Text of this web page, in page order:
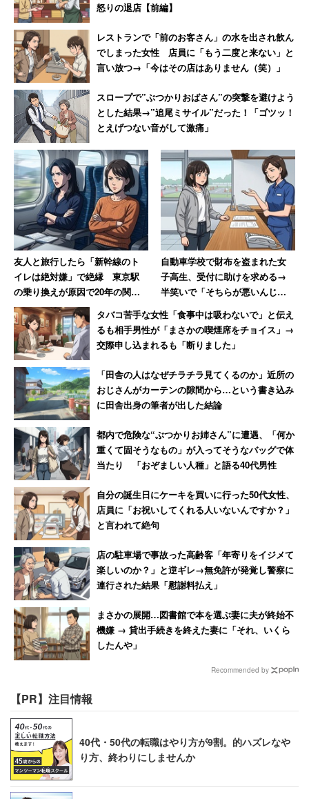
怒りの退店【前編】
レストランで「前のお客さん」の水を出され飲ん
でしまった女性 店員に「もう二度と来ない」と
言い放つ→「今はその店はありません（笑）」
スロープで”ぶつかりおばさん”の突撃を避けよう
とした結果→”追尾ミサイル”だった！「ゴツッ！
とえげつない音がして激痛」
友人と旅行したら「新幹線のト
イレは絶対嫌」で絶縁 東京駅
の乗り換えが原因で20年の関係
に終止符を打った女性
自動車学校で財布を盗まれた女
子高生、受付に助けを求める→
半笑いで「そちらが悪いんじゃ
ないですか？」 ある女性の悔し
かった記憶
タバコ苦手な女性「食事中は吸わないで」と伝え
るも相手男性が「まさかの喫煙席をチョイス」→
交際申し込まれるも「断りました」
「田舎の人はなぜチラチラ見てくるのか」近所の
おじさんがカーテンの隙間から…という書き込み
に田舎出身の筆者が出した結論
都内で危険な“ぶつかりお姉さん”に遭遇、「何か
重くて固そうなもの」が入ってそうなバッグで体
当たり 「おぞましい人種」と語る40代男性
自分の誕生日にケーキを買いに行った50代女性、
店員に「お祝いしてくれる人いないんですか？」
と言われて絶句
店の駐車場で事故った高齢客「年寄りをイジメて
楽しいのか？」と逆ギレ→無免許が発覚し警察に
連行された結果「慰謝料払え」
まさかの展開…図書館で本を選ぶ妻に夫が終始不
機嫌 → 貸出手続きを終えた妻に「それ、いくら
したんや」
Recommended by
【PR】注目情報
40代・50代の転職はやり方が9割。的ハズレなや
り方、終わりにしませんか